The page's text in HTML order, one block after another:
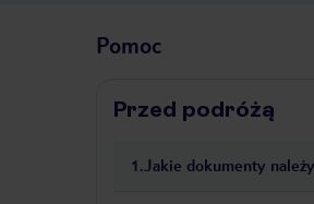
Pomoc
Przed podróżą
1.Jakie dokumenty